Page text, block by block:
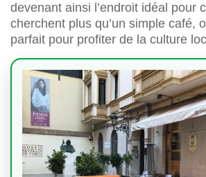
devenant ainsi l’endroit idéal pour
cherchent plus qu’un simple café,
parfait pour profiter de la culture